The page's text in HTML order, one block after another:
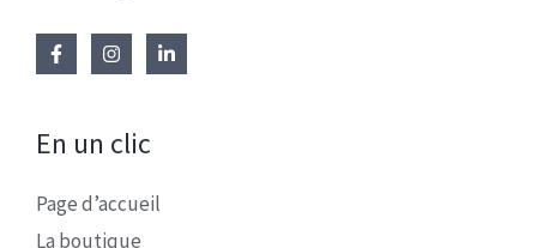
En un clic
Page d’accueil
La boutique